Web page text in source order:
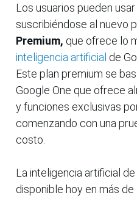
Los usuarios pueden
suscribiéndose al nuevo
Premium, que ofrece lo
inteligencia artificial de
Este plan premium se
Google One que ofrece
y funciones exclusivas
comenzando con una
costo.
La inteligencia artificial
disponible hoy en más